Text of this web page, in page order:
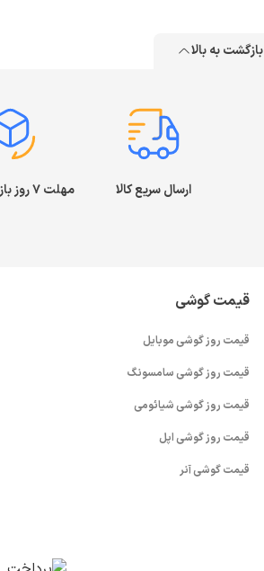
بازگشت به بالا
ارسال سریع کالا مهلت ۷ روز بازگشت کالا
قیمت گوشی
قیمت روز گوشی موبایل
قیمت روز گوشی سامسونگ
قیمت روز گوشی شیائومی
قیمت روز گوشی اپل
قیمت گوشی آنر